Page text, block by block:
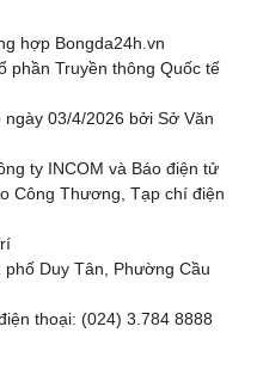
hợp Bongda24h.vn
phần Truyền thông Quốc tế
03/4/2026 bởi Sở Văn
ty INCOM và Báo điện tử
Công Thương, Tạp chí điện
Duy Tân, Phường Cầu
thoại: (024) 3.784 8888